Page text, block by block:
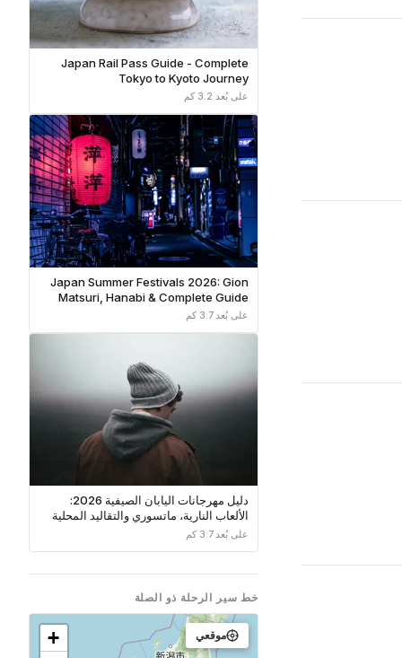
Japan Rail Pass Guide - Complete
Tokyo to Kyoto Journey
على بُعد 3.2 كم
Japan Summer Festivals 2026: Gion
Matsuri, Hanabi & Complete Guide
على بُعد 3.7 كم
دليل مهرجانات اليابان الصيفية 2026:
الألعاب النارية، ماتسوري والتقاليد المحلية
على بُعد 3.7 كم
خط سير الرحلة ذو الصلة
+
موقعي